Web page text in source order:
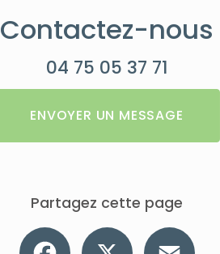
Contactez-nous
04 75 05 37 71
ENVOYER UN MESSAGE
Partagez cette page
Facebook